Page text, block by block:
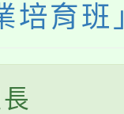
培育班